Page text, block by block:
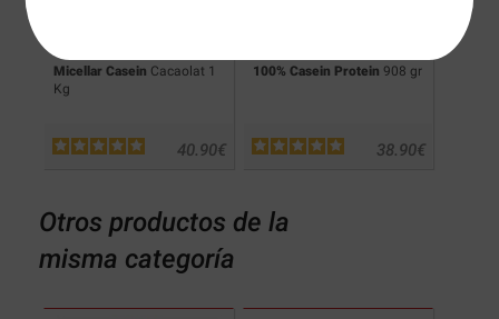
Micellar Casein Cacaolat 1
Kg
€
40.90
100% Casein Protein 908 gr
€
38.90
Otros productos de la
misma categoría